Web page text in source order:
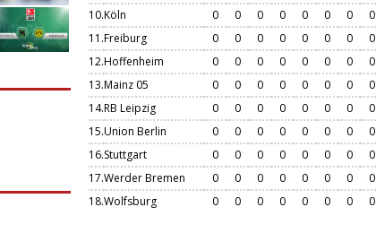
10.Köln 0 0 0 0 0 0 0
0
11.Freiburg 0 0 0 0 0 0 0
0
12.Hoffenheim 0 0 0 0 0 0 0
0
13.Mainz 05 0 0 0 0 0 0 0
0
14.RB Leipzig 0 0 0 0 0 0 0
0
15.Union Berlin 0 0 0 0 0 0 0
0
16.Stuttgart 0 0 0 0 0 0 0
0
17.Werder Bremen 0 0 0 0 0 0 0
0
18.Wolfsburg 0 0 0 0 0 0 0 0